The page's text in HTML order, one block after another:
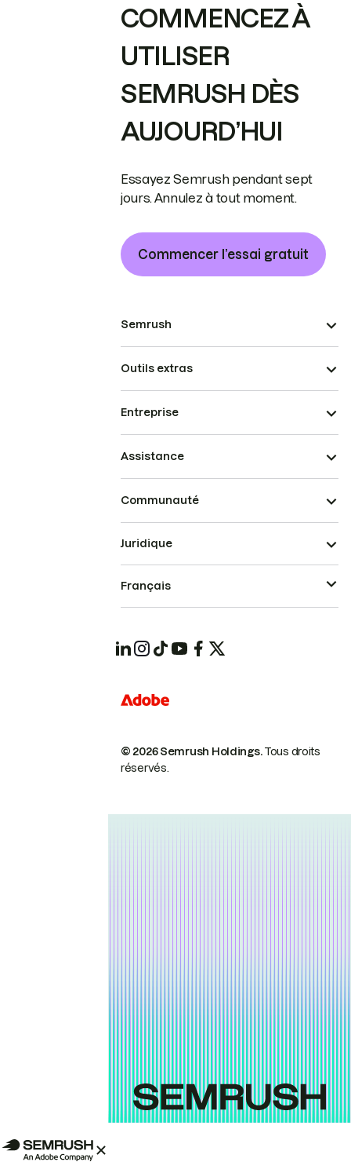
COMMENCEZ À
UTILISER
SEMRUSH DÈS
AUJOURD’HUI
Essayez Semrush pendant sept
jours. Annulez à tout moment.
Commencer l’essai gratuit
Semrush
Outils extras
Entreprise
Assistance
Communauté
© 2026 Semrush Holdings.Tous droits
réservés.
Juridique
Français